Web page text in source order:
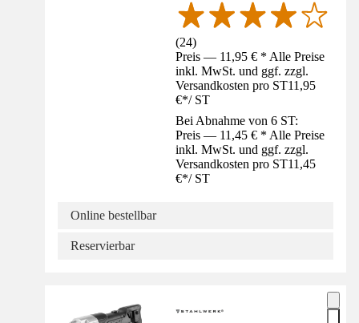
(24)
Preis — 11,95 € * Alle Preise
inkl. MwSt. und ggf. zzgl.
Versandkosten pro ST11,95
€*/ ST
Bei Abnahme von 6 ST:
Preis — 11,45 € * Alle Preise
inkl. MwSt. und ggf. zzgl.
Versandkosten pro ST11,45
€*/ ST
Online bestellbar
Reservierbar